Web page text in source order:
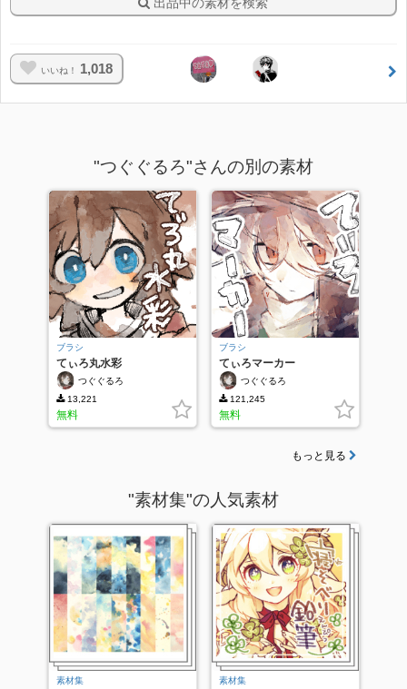
いいね！ 1,018
"つぐぐるろ"さんの別の素材
ブラシ
てぃろ丸水彩
つぐぐるろ
13,221
無料
ブラシ
てぃろマーカー
つぐぐるろ
121,245
無料
もっと見る
"素材集"の人気素材
素材集 素材集